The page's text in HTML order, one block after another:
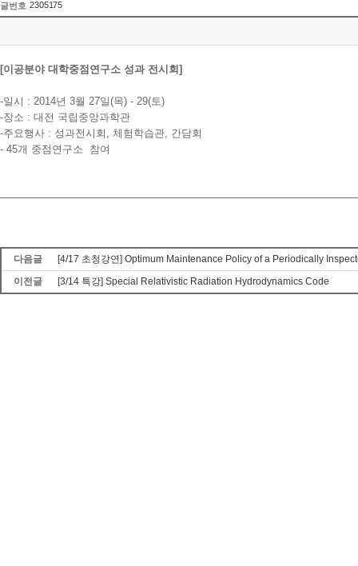
글번호 2305175
[이공분야 대학중점연구소 성과 전시회]
-일시 : 2014년 3월 27일(목) - 29(토)
-장소 : 대전 국립중앙과학관
-주요행사 : 성과전시회, 체험학습관, 간담회
- 45개 중점연구소 참여
다음글
[4/17 초청강연] Optimum Maintenance Policy of a Periodically
이전글
[3/14 특강] Special Relativistic Radiation Hydrodynamics Code